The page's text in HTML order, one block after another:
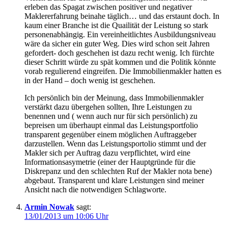
erleben das Spagat zwischen positiver und negativer
Maklererfahrung beinahe täglich… und das erstaunt doch. In
kaum einer Branche ist die Quailität der Leistung so stark
personenabhängig. Ein vereinheitlichtes Ausbildungsniveau
wäre da sicher ein guter Weg. Dies wird schon seit Jahren
gefordert- doch geschehen ist dazu recht wenig. Ich fürchte
dieser Schritt würde zu spät kommen und die Politik könnte
vorab regulierend eingreifen. Die Immobilienmakler hatten es
in der Hand – doch wenig ist geschehen.
Ich persönlich bin der Meinung, dass Immobilienmakler
verstärkt dazu übergehen sollten, Ihre Leistungen zu
benennen und ( wenn auch nur für sich persönlich) zu
bepreisen um überhaupt einmal das Leistungsportfolio
transparent gegenüber einem möglichen Auftraggeber
darzustellen. Wenn das Leistungsportolio stimmt und der
Makler sich per Auftrag dazu verpflichtet, wird eine
Informationsasymetrie (einer der Hauptgründe für die
Diskrepanz und den schlechten Ruf der Makler nota bene)
abgebaut. Transparent und klare Leistungen sind meiner
Ansicht nach die notwendigen Schlagworte.
Armin Nowak sagt:
13/01/2013 um 10:06 Uhr